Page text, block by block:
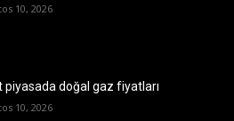
10, 2026
piyasada doğal gaz fiyatları
10, 2026